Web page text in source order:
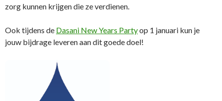
zorg kunnen krijgen die ze verdienen.
Ook tijdens de Dasani New Years Partyop 1 januari kun je
jouw bijdrage leveren aan dit goede doel!